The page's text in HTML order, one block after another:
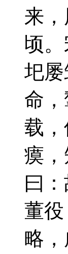
来
顷
圯
命
载
瘼
曰
董
略